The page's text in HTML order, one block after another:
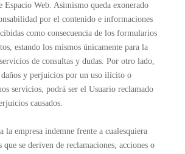
Espacio Web. Asimismo queda exonerado
por el contenido e informaciones
como consecuencia de los formularios
estando los mismos únicamente para la
de consultas y dudas. Por otro lado,
daños y perjuicios por un uso ilícito o
servicios, podrá ser el Usuario reclamado
causados.
la empresa indemne frente a cualesquiera
se deriven de reclamaciones, acciones o